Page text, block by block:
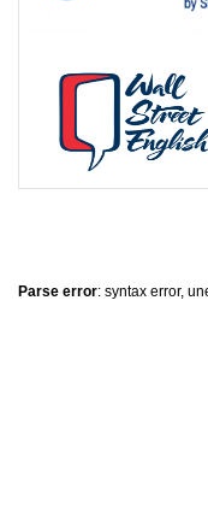
Parse error: syntax error,